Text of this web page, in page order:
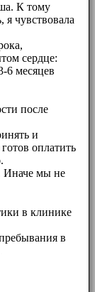
К тому
я чувствовала
сердце:
6 месяцев
после
и
оплатить
Иначе мы не
в клинике
в